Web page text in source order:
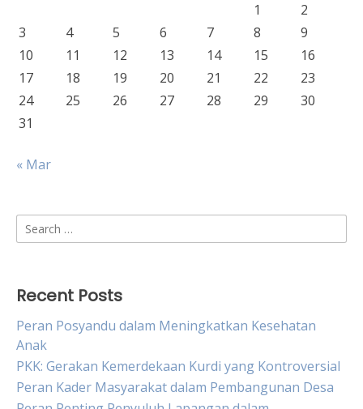
1
2
3
4 5 6 7 8
9
10
11 12 13 14 15
16
17
18 19 20 21 22
23
24
25 26 27 28 29
30
31
« Mar
Search
for:
Recent Posts
Peran Posyandu dalam Meningkatkan Kesehatan
Anak
PKK: Gerakan Kemerdekaan Kurdi yang Kontroversial
Peran Kader Masyarakat dalam Pembangunan Desa